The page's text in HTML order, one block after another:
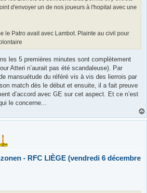
d'envoyer un de nos joueurs à l'hopital avec une
le Patro avait avec Lambot. Plainte au civil pour
les 5 premières minutes sont complètement
Atteri n’aurait pas été scandaleuse). Par
mansuétude du référé vis à vis des lierrois par
match dès le début et ensuite, il a fait preuve
d’accord avec GE sur cet aspect. Et ce n’est
le concerne...
- RFC LIÈGE (vendredi 6 décembre